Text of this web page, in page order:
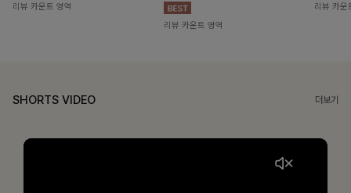
리뷰 카운트 영역
리뷰 카운트 영역
리뷰 카운
SHORTS VIDEO 더보기